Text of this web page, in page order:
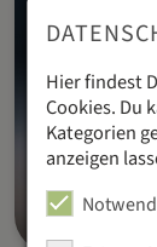
Hier findest
Cookies. Du
Kategorien
anzeigen